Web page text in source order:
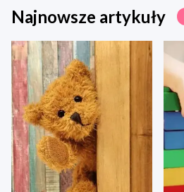
Najnowsze artykuły